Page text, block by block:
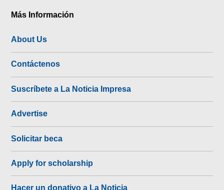
Más Información
About Us
Contáctenos
Suscríbete a La Noticia Impresa
Advertise
Solicitar beca
Apply for scholarship
Hacer un donativo a La Noticia